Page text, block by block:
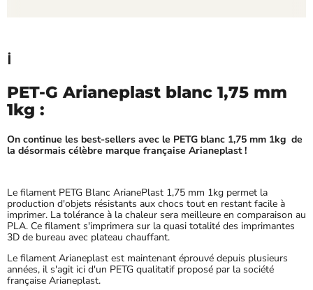
ℹ️
PET-G Arianeplast blanc 1,75 mm
1kg :
On continue les best-sellers avec le PETG blanc 1,75 mm 1kg de
la désormais célèbre marque française Arianeplast !
Le filament PETG Blanc ArianePlast 1,75 mm 1kg permet la
production d'objets résistants aux chocs tout en restant facile à
imprimer. La tolérance à la chaleur sera meilleure en comparaison au
PLA. Ce filament s'imprimera sur la quasi totalité des imprimantes
3D de bureau avec plateau chauffant.
Le filament Arianeplast est maintenant éprouvé depuis plusieurs
années, il s'agit ici d'un PETG qualitatif proposé par la société
française Arianeplast.